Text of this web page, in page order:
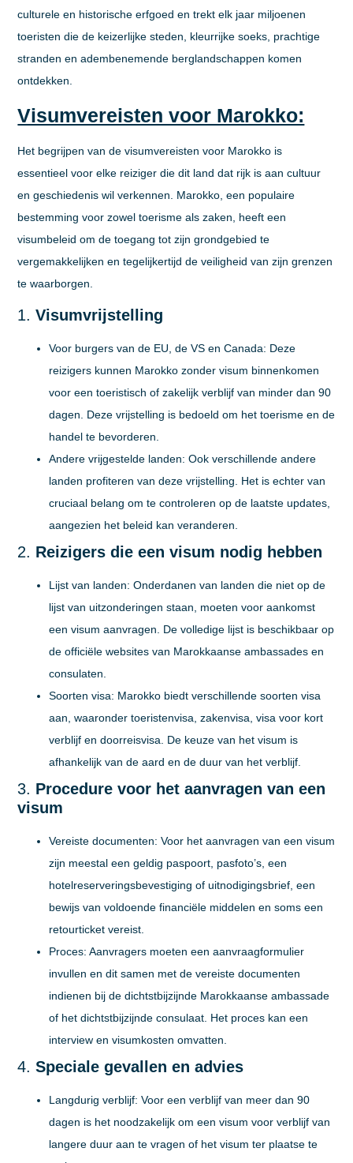
culturele en historische erfgoed en trekt elk jaar miljoenen
toeristen die de keizerlijke steden, kleurrijke soeks, prachtige
stranden en adembenemende berglandschappen komen
ontdekken.
Visumvereisten voor Marokko:
Het begrijpen van de visumvereisten voor Marokko is
essentieel voor elke reiziger die dit land dat rijk is aan cultuur
en geschiedenis wil verkennen. Marokko, een populaire
bestemming voor zowel toerisme als zaken, heeft een
visumbeleid om de toegang tot zijn grondgebied te
vergemakkelijken en tegelijkertijd de veiligheid van zijn grenzen
te waarborgen.
1.Visumvrijstelling
Voor burgers van de EU, de VS en Canada: Deze
reizigers kunnen Marokko zonder visum binnenkomen
voor een toeristisch of zakelijk verblijf van minder dan 90
dagen. Deze vrijstelling is bedoeld om het toerisme en de
handel te bevorderen.
Andere vrijgestelde landen: Ook verschillende andere
landen profiteren van deze vrijstelling. Het is echter van
cruciaal belang om te controleren op de laatste updates,
aangezien het beleid kan veranderen.
2. Reizigers die een visum nodig hebben
Lijst van landen: Onderdanen van landen die niet op de
lijst van uitzonderingen staan, moeten voor aankomst
een visum aanvragen. De volledige lijst is beschikbaar op
de officiële websites van Marokkaanse ambassades en
consulaten.
Soorten visa: Marokko biedt verschillende soorten visa
aan, waaronder toeristenvisa, zakenvisa, visa voor kort
verblijf en doorreisvisa. De keuze van het visum is
afhankelijk van de aard en de duur van het verblijf.
3. Procedure voor het aanvragen van een
visum
Vereiste documenten: Voor het aanvragen van een visum
zijn meestal een geldig paspoort, pasfoto’s, een
hotelreserveringsbevestiging of uitnodigingsbrief, een
bewijs van voldoende financiële middelen en soms een
retourticket vereist.
Proces: Aanvragers moeten een aanvraagformulier
invullen en dit samen met de vereiste documenten
indienen bij de dichtstbijzijnde Marokkaanse ambassade
of het dichtstbijzijnde consulaat. Het proces kan een
interview en visumkosten omvatten.
4.Speciale gevallen en advies
Langdurig verblijf: Voor een verblijf van meer dan 90
dagen is het noodzakelijk om een visum voor verblijf van
langere duur aan te vragen of het visum ter plaatse te